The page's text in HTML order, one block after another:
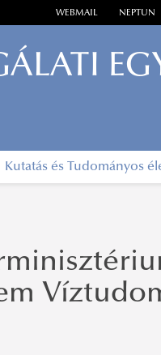
WEBMAIL NEPTUN
Kutatás és Tudományos